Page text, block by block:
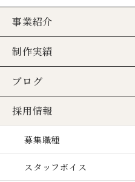
事業紹介
制作実績
ブログ
採用情報
募集職種
スタッフボイス